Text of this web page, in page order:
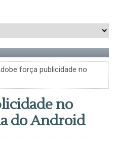
força publicidade no
no
do Android